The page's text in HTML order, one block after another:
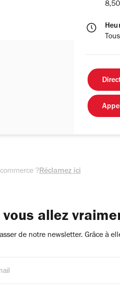
?Réclamez ici
allez
de notre newsletter. Grâce à